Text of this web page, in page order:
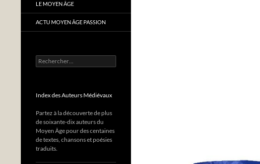
LE MOYEN ÂGE
ACTU MOYEN ÂGE PASSION
Rechercher :
Index des Auteurs Médiévaux
Partez à la découverte de plus
de soixante-dix auteurs du
Moyen Âge pour des centaines
de textes, chansons et poésies
traduits.